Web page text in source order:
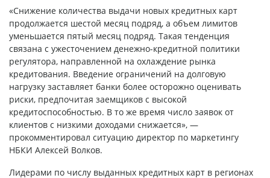
«Снижение количества выдачи новых кредитных карт
продолжается шестой месяц подряд, а объем лимитов
уменьшается пятый месяц подряд. Такая тенденция
связана с ужесточением денежно-кредитной политики
регулятора, направленной на охлаждение рынка
кредитования. Введение ограничений на долговую
нагрузку заставляет банки более осторожно оценивать
риски, предпочитая заемщиков с высокой
кредитоспособностью. В то же время число заявок от
клиентов с низкими доходами снижается», —
прокомментировал ситуацию директор по маркетингу
НБКИ Алексей Волков.
Лидерами по числу выданных кредитных карт в регионах